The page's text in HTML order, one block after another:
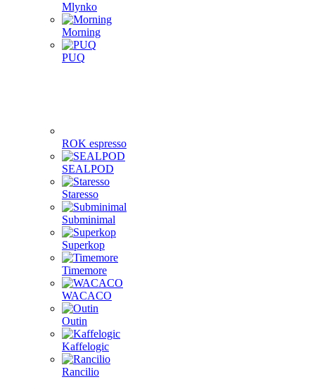
Mlynko
Morning
PUQ
ROK espresso
SEALPOD
Staresso
Subminimal
Superkop
Timemore
WACACO
Outin
Kaffelogic
Rancilio